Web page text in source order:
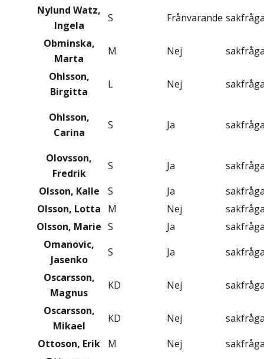
Nylund Watz,
Ingela
S Frånvarande
Obminska,
Marta
M Nej
Ohlsson,
Birgitta
L Nej
Ohlsson,
Carina
S Ja
Olovsson,
Fredrik
S Ja
Olsson, Kalle
S Ja
Olsson, Lotta
M Nej
Olsson, Marie S Ja
Omanovic,
Jasenko
S Ja
Oscarsson,
Magnus
KD Nej
Oscarsson,
Mikael
KD Nej
Ottoson, Erik
M Nej